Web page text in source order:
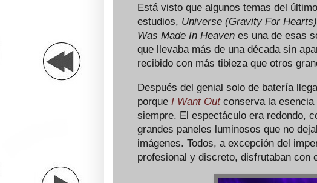
Está visto que algunos temas del
estudios, Universe (Gravity For Hearts)
Was Made In Heaven es una de esas
que llevaba más de una década sin
recibido con más tibieza que otros
Después del genial solo de batería
porque I Want Outconserva la esencia
siempre. El espectáculo era redondo,
grandes paneles luminosos que no
imágenes. Todos, a excepción del
profesional y discreto, disfrutaban con